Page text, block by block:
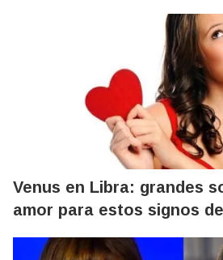
Venus en Libra: grandes
amor para estos signos